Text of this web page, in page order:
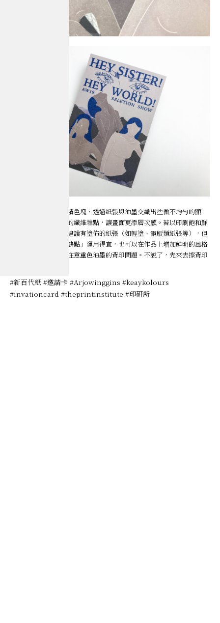
在無塗紙上印刷大面積色塊，透過紙張與油墨交織出些微不均勻的顯
色，以及印刷後透出的纖維雜點，讓畫面更添層次感。若以印刷飽和鮮
豔為前提，通常都會建議有塗佈的紙張（如輕塗、銅版類紙張等），但
如果將所謂的「印刷缺點」運用得宜，也可以在作品上增加鮮明的風格
與主題性，不過也要注意重色油墨的背印問題。不說了，先來去擦背印
#新百代紙 #邀請卡 #Arjowinggins #keaykolours
#invationcard #theprintinstitute #印研所